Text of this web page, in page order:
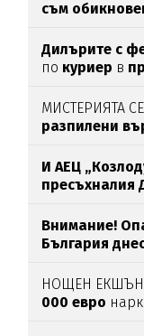
съм
Дилърите с
по куриер в
МИСТЕРИЯТА
разпилени
И АЕЦ
пресъхналия
Внимание!
България
НОЩЕН
000 евро